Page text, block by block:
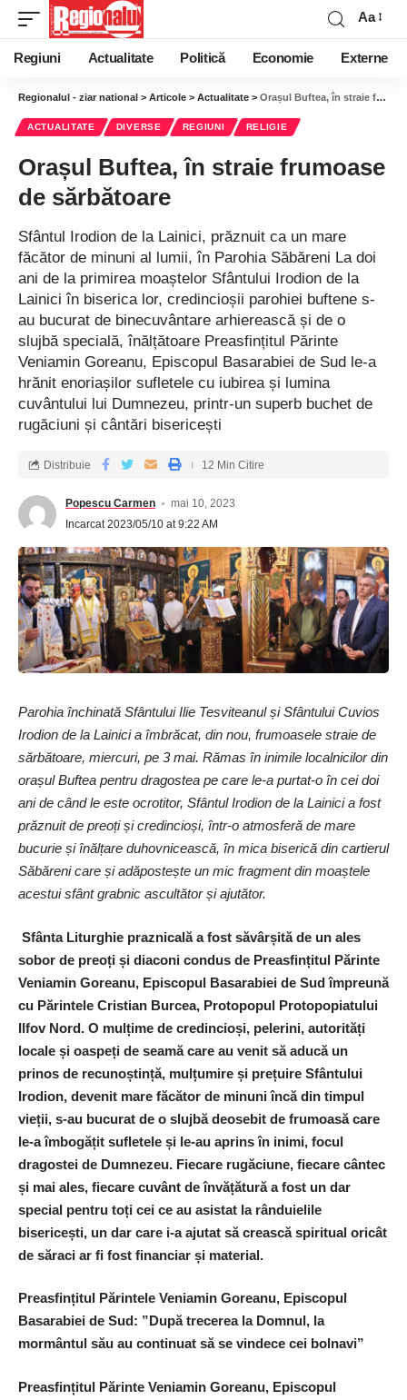
Aa
Regiuni Actualitate Politică Economie Externe
Regionalul - ziar national > Articole > Actualitate > Orașul Buftea, în straie frumoase de sărbătoare
ACTUALITATE DIVERSE REGIUNI RELIGIE
Orașul Buftea, în straie frumoase
de sărbătoare
Sfântul Irodion de la Lainici, prăznuit ca un mare
făcător de minuni al lumii, în Parohia Săbăreni La doi
ani de la primirea moaștelor Sfântului Irodion de la
Lainici în biserica lor, credincioșii parohiei buftene s-
au bucurat de binecuvântare arhierească și de o
slujbă specială, înălțătoare Preasfințitul Părinte
Veniamin Goreanu, Episcopul Basarabiei de Sud le-a
hrănit enoriașilor sufletele cu iubirea și lumina
cuvântului lui Dumnezeu, printr-un superb buchet de
rugăciuni și cântări bisericești
Popescu Carmen
mai 10, 2023
Incarcat 2023/05/10 at 9:22 AM
Distribuie 12 Min Citire
Parohia închinată Sfântului Ilie Tesviteanul și Sfântului Cuvios
Irodion de la Lainici a îmbrăcat, din nou, frumoasele straie de
sărbătoare, miercuri, pe 3 mai. Rămas în inimile localnicilor din
orașul Buftea pentru dragostea pe care le-a purtat-o în cei doi
ani de când le este ocrotitor, Sfântul Irodion de la Lainici a fost
prăznuit de preoți și credincioși, într-o atmosferă de mare
bucurie și înălțare duhovnicească, în mica biserică din cartierul
Săbăreni care și adăpostește un mic fragment din moaștele
acestui sfânt grabnic ascultător și ajutător.
Sfânta Liturghie praznicală a fost săvârșită de un ales
sobor de preoți și diaconi condus de Preasfințitul Părinte
Veniamin Goreanu, Episcopul Basarabiei de Sud împreună
cu Părintele Cristian Burcea, Protopopul Protopopiatului
Ilfov Nord. O mulțime de credincioși, pelerini, autorități
locale și oaspeți de seamă care au venit să aducă un
prinos de recunoștință, mulțumire și prețuire Sfântului
Irodion, devenit mare făcător de minuni încă din timpul
vieții, s-au bucurat de o slujbă deosebit de frumoasă care
le-a îmbogățit sufletele și le-au aprins în inimi, focul
dragostei de Dumnezeu. Fiecare rugăciune, fiecare cântec
și mai ales, fiecare cuvânt de învățătură a fost un dar
special pentru toți cei ce au asistat la rânduielile
bisericești, un dar care i-a ajutat să crească spiritual oricât
de săraci ar fi fost financiar și material.
Preasfințitul Părintele Veniamin Goreanu, Episcopul
Basarabiei de Sud: ”După trecerea la Domnul, la
mormântul său au continuat să se vindece cei bolnavi”
Preasfințitul Părinte Veniamin Goreanu, Episcopul